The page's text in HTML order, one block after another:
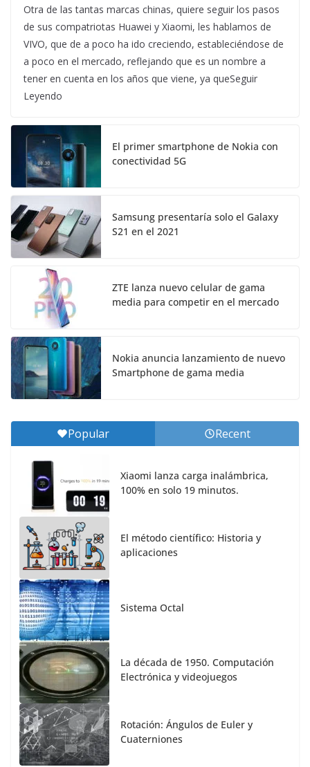
Otra de las tantas marcas chinas, quiere seguir los pasos
de sus compatriotas Huawei y Xiaomi, les hablamos de
VIVO, que de a poco ha ido creciendo, estableciéndose de
a poco en el mercado, reflejando que es un nombre a
tener en cuenta en los años que viene, ya queSeguir
Leyendo
El primer smartphone de Nokia con
conectividad 5G
Samsung presentaría solo el Galaxy
S21 en el 2021
ZTE lanza nuevo celular de gama
media para competir en el mercado
Nokia anuncia lanzamiento de nuevo
Smartphone de gama media
Popular Recent
Xiaomi lanza carga inalámbrica,
100% en solo 19 minutos.
El método científico: Historia y
aplicaciones
Sistema Octal
La década de 1950. Computación
Electrónica y videojuegos
Rotación: Ángulos de Euler y
Cuaterniones